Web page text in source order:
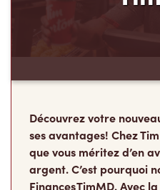
ses avantages! Chez
que vous méritez d’en
argent. C’est pourquoi
Finances TimMD. Avec
vous accumulerez des